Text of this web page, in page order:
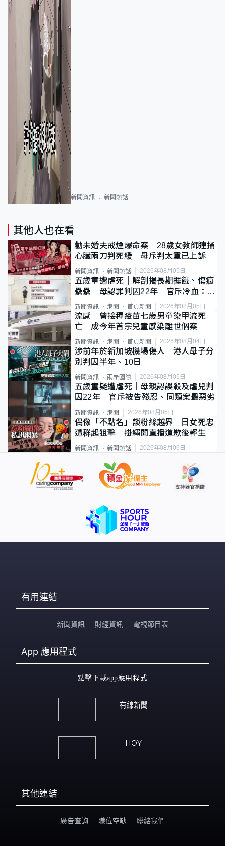
新聞資訊 新聞熱話
其他人也在看
勸未婚夫戒煙爆命案 28歲女教師連捅
心臟兩刀判死緩 母斥判太重已上訴
新聞資訊 新聞熱話 2026年08月05日
五歲童遭虐死｜解剖揭長期捱餓、傷痕
纍纍 母認罪判囚22年 官斥冷血：同
類案最惡劣
新聞資訊 港聞 首頁新聞 2026年08月05日
流感｜曾接種疫苗七歲男童染甲流死
亡 成今年首宗兒童感染離世個案
新聞資訊 港聞 首頁新聞 2026年08月04日
涉前年於新加坡機場傷人 港人母子分
別判囚半年、10日
新聞資訊 兩岸國際 2026年08月05日
五歲童疑遭虐死｜母親認誤殺及虐兒判
囚22年 官斥被告殘忍、同類案最惡劣
新聞資訊 港聞 2026年08月05日
偶像「不點名」談粉絲越界 日女死忠
遭群起狙擊 掛繩開直播道歉後輕生
新聞資訊 新聞熱話 2026年08月06日
有用連結
新聞資訊 財經資訊 電視節目表
App 應用程式
點擊下載app應用程式
有線新聞
HOY
其他連結
廣告查詢 職位空缺 聯絡我們